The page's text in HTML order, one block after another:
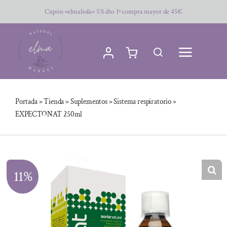
al
contenido
Cupón «elmahola» 5% dto 1ª compra mayor de 45€
Portada»Tienda»Suplementos»Sistema respiratorio»
EXPECTONAT 250ml
11%